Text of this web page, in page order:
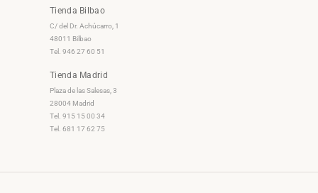
Tienda Bilbao
C/ del Dr. Achúcarro, 1
48011 Bilbao
Tel. 946 27 60 51
Tienda Madrid
Plaza de las Salesas, 3
28004 Madrid
Tel. 915 15 00 34
Tel. 681 17 62 75